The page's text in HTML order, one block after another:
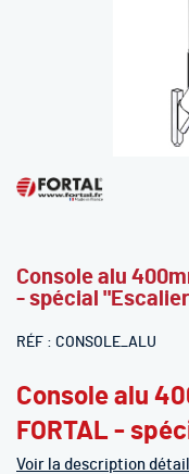
Console alu
- spécial
RÉF CONSOLE_ALU
Console alu
FORTAL -
Voir la description
Skip
of
the
images
gallery